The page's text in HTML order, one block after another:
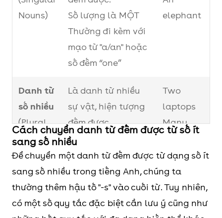
Nouns)
Số lượng là MỘT
Thường đi kèm với
mạo từ "a/an" hoặc
số đếm “one”
elephant
Danh từ
số nhiều
(Plural
Nouns)
Là danh từ nhiều
sự vật, hiện tượng
đếm được.
Số lượng từ 2 trở
lên
Two
laptops
Many
Cách chuyển danh từ đếm được từ số ít
sang số nhiều
Để chuyển một danh từ đếm được từ dạng số ít
sang số nhiều trong tiếng Anh, chúng ta
thường thêm hậu tố "-s" vào cuối từ. Tuy nhiên,
có một số quy tắc đặc biệt cần lưu ý cũng như